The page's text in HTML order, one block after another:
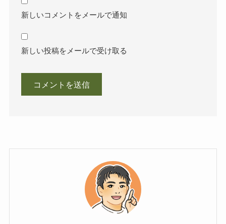
新しいコメントをメールで通知
新しい投稿をメールで受け取る